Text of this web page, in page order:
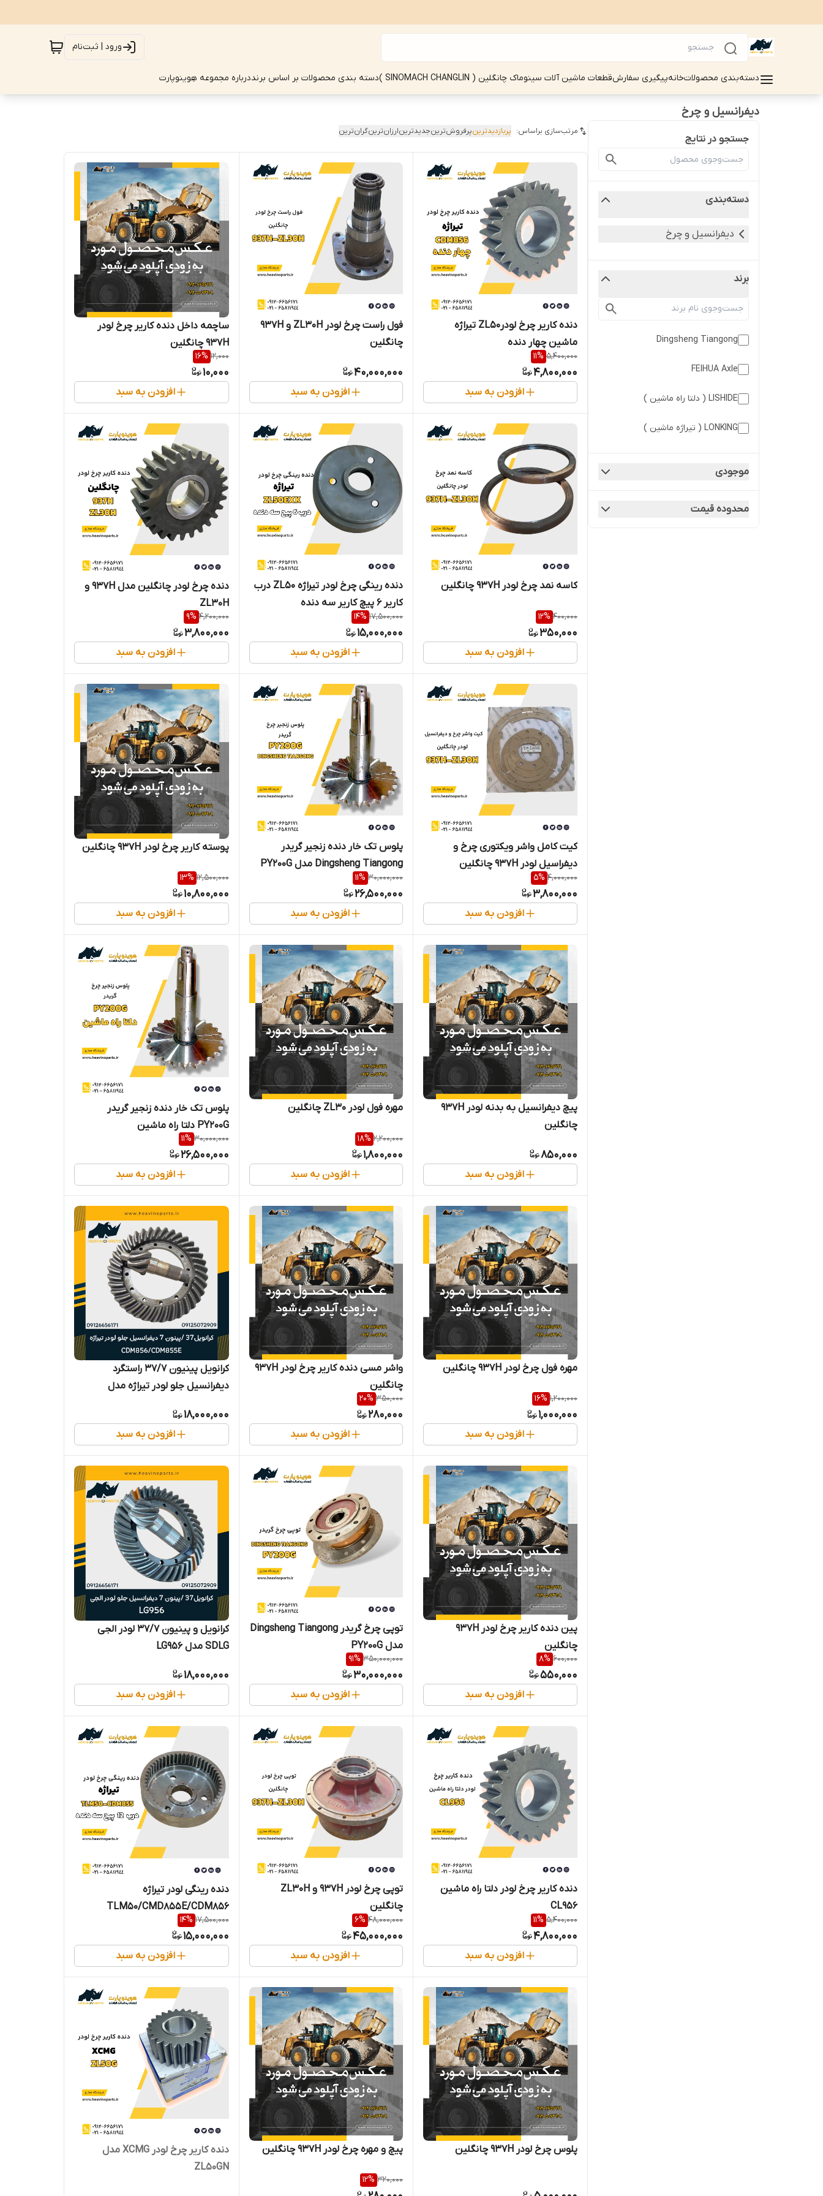
ورود | ثبت‌نام
دسته‌بندی محصولاتخانهپیگیری سفارشقطعات ماشین آلات سینوماک چانگلین ( SINOMACH CHANGLIN ) دسته بندی محصولات بر اساس برنددرباره مجموعه هِوینوپارت
دیفرانسیل و چرخ
جستجو در نتایج
دسته‌بندی
دیفرانسیل و چرخ
برند
Dingsheng Tiangong
FEIHUA Axle
LISHIDE ( دلتا راه ماشین )
LONKING ( تیراژه ماشین )
سینوماک )
موجودی
محدوده قیمت
مرتب‌سازی براساس: پربازدیدترینپرفروش‌ترینجدیدترینارزان‌ترینگران‌ترین
دنده کاریر چرخ لودرZL50 تیراژه
ماشین چهار دنده
5,400,000
11%
4,800,000
افزودن به سبد
فول راست چرخ لودر ZL30H و 937H
چانگلین
40,000,000
افزودن به سبد
ساچمه داخل دنده کاریر چرخ لودر
937H چانگلین
12,000
16%
10,000
افزودن به سبد
کاسه نمد چرخ لودر 937H چانگلین
400,000
12%
350,000
افزودن به سبد
دنده رینگی چرخ لودر تیراژه ZL50 درب
کاریر 6 پیچ کاریر سه دنده
17,500,000
14%
15,000,000
افزودن به سبد
دنده چرخ لودر چانگلین مدل 937H و
ZL30H
4,200,000
9%
3,800,000
افزودن به سبد
کیت کامل واشر ویکتوری چرخ و
دیفراسیل لودر 937H چانگلین
4,000,000
5%
3,800,000
افزودن به سبد
پلوس تک خار دنده زنجیر گریدر
Dingsheng Tiangong مدل PY200G
30,000,000
11%
26,500,000
افزودن به سبد
پوسته کاریر چرخ لودر 937H چانگلین
12,500,000
13%
10,800,000
افزودن به سبد
پیچ دیفرانسیل به بدنه لودر 937H
چانگلین
850,000
افزودن به سبد
مهره فول لودر ZL30 چانگلین
2,200,000
18%
1,800,000
افزودن به سبد
پلوس تک خار دنده زنجیر گریدر
PY200G دلتا راه ماشین
30,000,000
11%
26,500,000
افزودن به سبد
مهره فول چرخ لودر 937H چانگلین
1,200,000
16%
1,000,000
افزودن به سبد
واشر مسی دنده کاریر چرخ لودر 937H
چانگلین
350,000
20%
280,000
افزودن به سبد
کرانویل پینیون 37/7 راستگرد
دیفرانسیل جلو لودر تیراژه مدل
18,000,000
افزودن به سبد
پین دنده کاریر چرخ لودر 937H
چانگلین
600,000
8%
550,000
افزودن به سبد
توپی چرخ گریدر Dingsheng Tiangong
مدل PY200G
350,000,000
91%
30,000,000
افزودن به سبد
کرانویل و پینیون 37/7 لودر الجی
SDLG مدل LG956
18,000,000
افزودن به سبد
دنده کاریر چرخ لودر دلتا راه ماشین
CL956
5,400,000
11%
4,800,000
افزودن به سبد
توپی چرخ لودر 937H و ZL30H
چانگلین
48,000,000
6%
45,000,000
افزودن به سبد
دنده رینگی لودر تیراژه
TLM50/CMD855E/CDM856
17,500,000
14%
15,000,000
افزودن به سبد
پلوس چرخ لودر 937H چانگلین پیچ و مهره چرخ لودر 937H چانگلین
320,000
12%
دنده کاریر چرخ لودر XCMG مدل
ZL50GN